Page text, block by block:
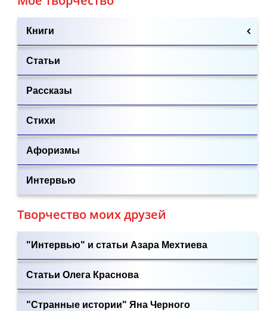
Книги
Статьи
Рассказы
Стихи
Афоризмы
Интервью
Творчество моих друзей
"Интервью" и статьи Азара Мехтиева
Статьи Олега Краснова
"Странные истории" Яна Черного